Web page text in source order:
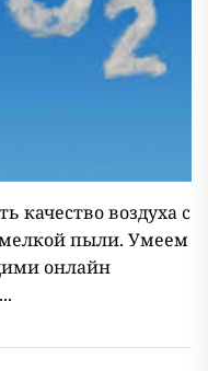
качество воздуха с
пыли. Умеем
онлайн